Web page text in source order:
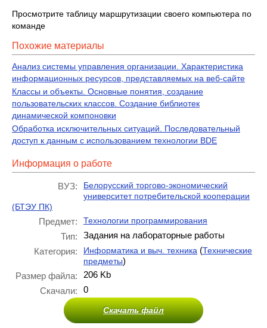
Просмотрите таблицу маршрутизации своего компьютера по
команде
Похожие материалы
Анализ системы управления организации. Характеристика
информационных ресурсов, представляемых на веб-сайте
Классы и объекты. Основные понятия, создание
пользовательских классов. Создание библиотек
динамической компоновки
Обработка исключительных ситуаций. Последовательный
доступ к данным с использованием технологии BDE
Информация о работе
ВУЗ:
Белорусский торгово-экономический
университет потребительской кооперации
(БТЭУ ПК)
Предмет: Технологии программирования
Тип:
Задания на лабораторные работы
Категория:
Информатика и выч. техника (Технические
предметы)
Размер файла:
206 Kb
Скачали:
0
Скачать файл